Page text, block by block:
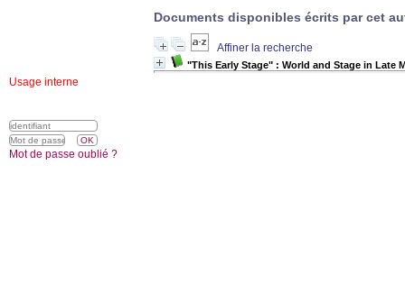
Documents disponibles écrits par cet
Affiner la recherche
"This Early Stage" : World and Stage in Late
Usage interne
Mot de passe oublié ?